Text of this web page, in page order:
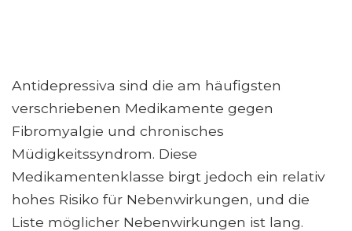
Antidepressiva sind die am häufigsten
verschriebenen Medikamente gegen
Fibromyalgie und chronisches
Müdigkeitssyndrom. Diese
Medikamentenklasse birgt jedoch ein relativ
hohes Risiko für Nebenwirkungen, und die
Liste möglicher Nebenwirkungen ist lang.